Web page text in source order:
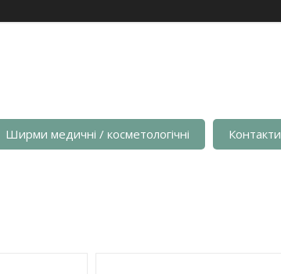
Ширми медичні / косметологічні Контакти